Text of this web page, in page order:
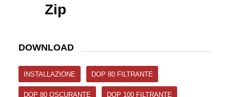
Zip
DOWNLOAD
INSTALLAZIONE DOP 80 FILTRANTE
DOP 80 OSCURANTE DOP 100 FILTRANTE